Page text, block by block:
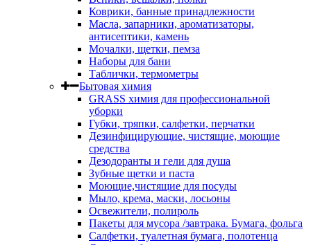
Коврики, банные принадлежности
Масла, запарники, ароматизаторы,
антисептики, камень
Мочалки, щетки, пемза
Наборы для бани
Таблички, термометры
Бытовая химия
GRASS химия для профессиональной
уборки
Губки, тряпки, салфетки, перчатки
Дезинфицирующие, чистящие, моющие
средства
Дезодоранты и гели для душа
Зубные щетки и паста
Моющие,чистящие для посуды
Мыло, крема, маски, лосьоны
Освежители, полироль
Пакеты для мусора /завтрака. Бумага, фольга
Салфетки, туалетная бумага, полотенца